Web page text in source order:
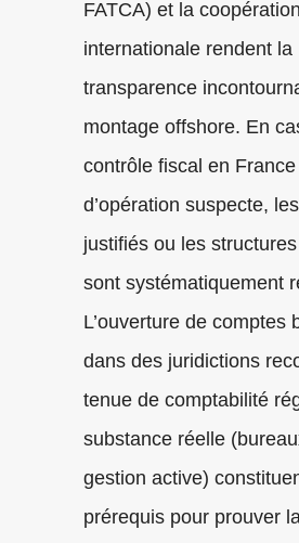
FATCA) et la
internationale rendent la
transparence
montage offshore. En
contrôle fiscal en France
d’opération suspecte,
justifiés ou les
sont systématiquement
L’ouverture de comptes
dans des juridictions
tenue de comptabilité
substance réelle
gestion active)
prérequis pour prouver